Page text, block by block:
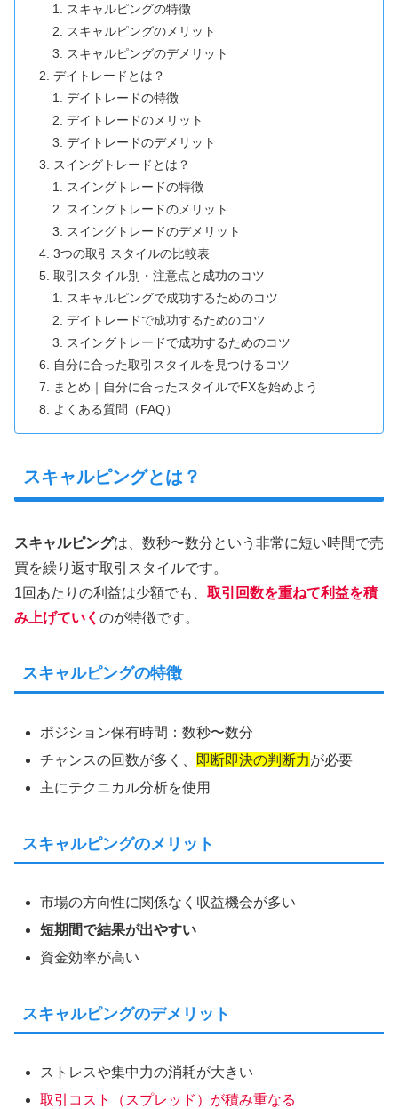
スキャルピングの特徴
スキャルピングのメリット
スキャルピングのデメリット
デイトレードとは？
デイトレードの特徴
デイトレードのメリット
デイトレードのデメリット
スイングトレードとは？
スイングトレードの特徴
スイングトレードのメリット
スイングトレードのデメリット
3つの取引スタイルの比較表
取引スタイル別・注意点と成功のコツ
スキャルピングで成功するためのコツ
デイトレードで成功するためのコツ
スイングトレードで成功するためのコツ
自分に合った取引スタイルを見つけるコツ
まとめ｜自分に合ったスタイルでFXを始めよう
よくある質問（FAQ）
スキャルピングとは？
スキャルピングは、数秒〜数分という非常に短い時間で売
買を繰り返す取引スタイルです。
1回あたりの利益は少額でも、 取引回数を重ねて利益を積
み上げていく のが特徴です。
スキャルピングの特徴
ポジション保有時間：数秒〜数分
チャンスの回数が多く、
即断即決の判断力が必要
主にテクニカル分析を使用
スキャルピングのメリット
市場の方向性に関係なく収益機会が多い
短期間で結果が出やすい
資金効率が高い
スキャルピングのデメリット
ストレスや集中力の消耗が大きい
取引コスト（スプレッド）が積み重なる